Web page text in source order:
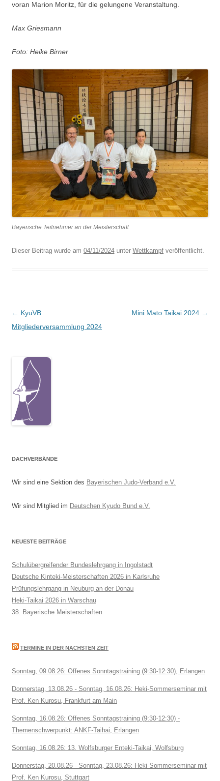
voran Marion Moritz, für die gelungene Veranstaltung.
Max Griesmann
Foto: Heike Birner
Bayerische Teilnehmer an der Meisterschaft
Dieser Beitrag wurde am 04/11/2024 unter Wettkampf veröffentlicht.
Beitragsnavigation
← KyuVB
Mitgliederversammlung 2024
Mini Mato Taikai 2024 →
DACHVERBÄNDE
Wir sind eine Sektion des Bayerischen Judo-Verband e.V.
Wir sind Mitglied im Deutschen Kyudo Bund e.V.
NEUESTE BEITRÄGE
Schulübergreifender Bundeslehrgang in Ingolstadt
Deutsche Kinteki-Meisterschaften 2026 in Karlsruhe
Prüfungslehrgang in Neuburg an der Donau
Heki-Taikai 2026 in Warschau
38. Bayerische Meisterschaften
TERMINE IN DER NÄCHSTEN ZEIT
Sonntag, 09.08.26: Offenes Sonntagstraining (9:30-12:30), Erlangen
Donnerstag, 13.08.26 - Sonntag, 16.08.26: Heki-Sommerseminar mit
Prof. Ken Kurosu, Frankfurt am Main
Sonntag, 16.08.26: Offenes Sonntagstraining (9:30-12:30) -
Themenschwerpunkt: ANKF-Taihai, Erlangen
Sonntag, 16.08.26: 13. Wolfsburger Enteki-Taikai, Wolfsburg
Donnerstag, 20.08.26 - Sonntag, 23.08.26: Heki-Sommerseminar mit
Prof. Ken Kurosu, Stuttgart